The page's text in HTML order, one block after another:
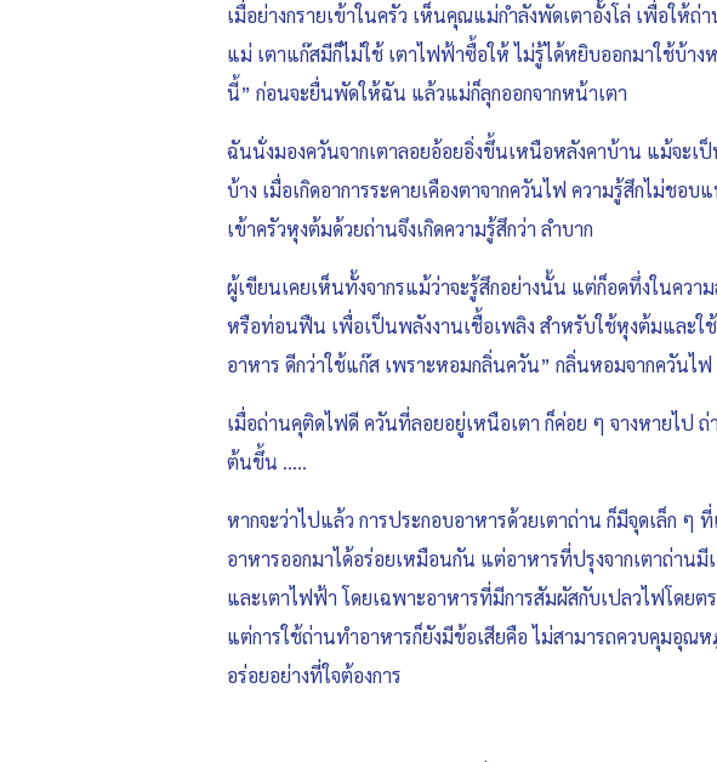
เมื่อย่างกรายเข้าในครัว เห็นคุณแม่กำลังพัดเตาอั้งโล่ เพื่อให้
แม่ เตาแก๊สมีก็ไม่ใช้ เตาไฟฟ้าซื้อให้ ไม่รู้ได้หยิบออกมาใช้
นี้” ก่อนจะยื่นพัดให้ฉัน แล้วแม่ก็ลุกออกจากหน้าเตา
ฉันนั่งมองควันจากเตาลอยอ้อยอิ่งขึ้นเหนือหลังคาบ้าน แม้จะ
บ้าง เมื่อเกิดอาการระคายเคืองตาจากควันไฟ ความรู้สึกไม่ชอ
เข้าครัวหุงต้มด้วยถ่านจึงเกิดความรู้สึกว่า ลำบาก
ผู้เขียนเคยเห็นทั้งจากรแม้ว่าจะรู้สึกอย่างนั้น แต่ก็อดทึ่งในค
หรือท่อนฟืน เพื่อเป็นพลังงานเชื้อเพลิง สำหรับใช้หุงต้มและใ
อาหาร ดีกว่าใช้แก๊ส เพราะหอมกลิ่นควัน” กลิ่นหอมจากควันไ
เมื่อถ่านคุติดไฟดี ควันที่ลอยอยู่เหนือเตา ก็ค่อย ๆ จางหายไป
ต้นขึ้น …..
หากจะว่าไปแล้ว การประกอบอาหารด้วยเตาถ่าน ก็มีจุดเล็ก ๆ
อาหารออกมาได้อร่อยเหมือนกัน แต่อาหารที่ปรุงจากเตาถ่า
และเตาไฟฟ้า โดยเฉพาะอาหารที่มีการสัมผัสกับเปลวไฟโดย
แต่การใช้ถ่านทำอาหารก็ยังมีข้อเสียคือ ไม่สามารถควบคุมอุณ
อร่อยอย่างที่ใจต้องการ